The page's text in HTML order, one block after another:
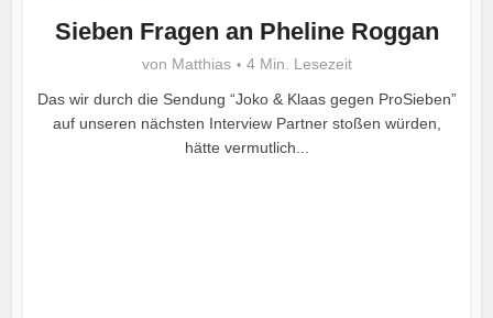
Sieben Fragen an Pheline Roggan
von Matthias
4 Min. Lesezeit
Das wir durch die Sendung “Joko & Klaas gegen ProSieben”
auf unseren nächsten Interview Partner stoßen würden,
hätte vermutlich...